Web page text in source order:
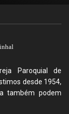
Paroquial de
desde 1954,
também podem